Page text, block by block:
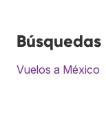
Vuelos a México